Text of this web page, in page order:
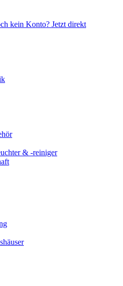
kein Konto? Jetzt direkt
& -reiniger